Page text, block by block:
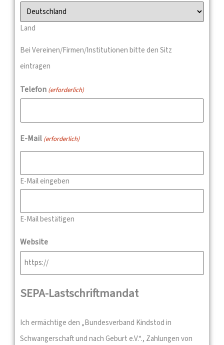
Land
Bei Vereinen/Firmen/Institutionen bitte den Sitz
eintragen
Telefon (erforderlich)
E-Mail (erforderlich)
E-Mail eingeben
E-Mail bestätigen
Website
SEPA-Lastschriftmandat
Ich ermächtige den „Bundesverband Kindstod in
Schwangerschaft und nach Geburt e.V.“., Zahlungen von